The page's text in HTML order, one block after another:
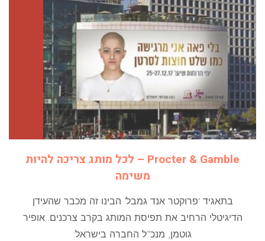
Procter & Gamble – לכל מותג צריכה להיות
משימה
בתאגיד ‘פרוקטר אנד גמבל’ הבינו זה מכבר שהעידן
הדיגיטלי הרחיב את תפיסת המותג בקרב צרכנים. אופיר
גוטמן, מנכ”ל החברה בישראל: